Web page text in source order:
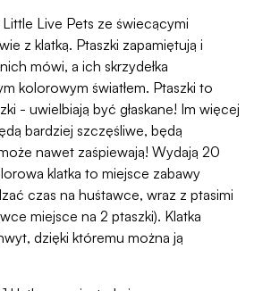
Live Pets ze świecącymi
z klatką. Ptaszki zapamiętują i
mówi, a ich skrzydełka
kolorowym światłem. Ptaszki to
- uwielbiają być głaskane! Im więcej
bardziej szczęśliwe, będą
nawet zaśpiewają! Wydają 20
klatka to miejsce zabawy
czas na huśtawce, wraz z ptasimi
miejsce na 2 ptaszki). Klatka
dzięki któremu można ją